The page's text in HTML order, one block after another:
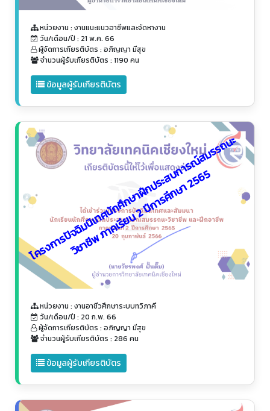
หน่วยงาน : งานแนะแนวอาชีพและจัดหางาน
วัน/เดือน/ปี : 21 พ.ค. 66
ผู้จัดการเกียรติบัตร : อภิญญา มีสุข
จำนวนผู้รับเกียรติบัตร : 1190 คน
ข้อมูลผู้รับเกียรติบัตร
โ
ค
ร
ง
ก
า
ร
ปั
จ
ฉิ
ม
นิ
เ
ท
ศ
นั
ก
ศึ
ก
ษ
า
ฝึ
ก
ป
ร
ะ
ส
บ
ก
า
ร
ณ์
ส
ม
ร
ร
ถ
น
ะ
วิ
ช
า
ชี
พ
ภ
า
ค
เ
รี
ย
น
2
ปี
ก
า
ร
ศึ
ก
ษ
า
2
5
6
5
หน่วยงาน : งานอาชีวศึกษาระบบทวิภาคี
วัน/เดือน/ปี : 20 ก.พ. 66
ผู้จัดการเกียรติบัตร : อภิญญา มีสุข
จำนวนผู้รับเกียรติบัตร : 286 คน
ข้อมูลผู้รับเกียรติบัตร